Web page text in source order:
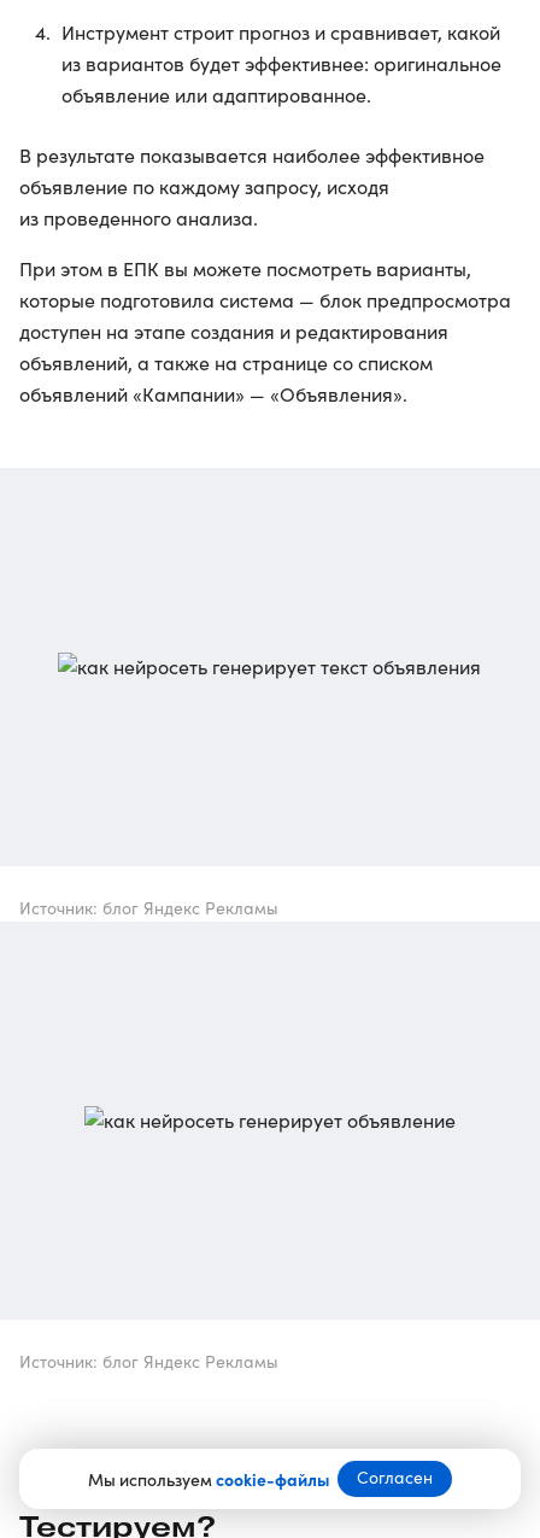
Мы используемcookie-файлы Согласен
Инструмент строит прогноз и сравнивает, какой
из вариантов будет эффективнее: оригинальное
объявление или адаптированное.
В результате показывается наиболее эффективное
объявление по каждому запросу, исходя
из проведенного анализа.
При этом в ЕПК вы можете посмотреть варианты,
которые подготовила система — блок предпросмотра
доступен на этапе создания и редактирования
объявлений, а также на странице со списком
объявлений «Кампании» — «Объявления».
Источник: блог Яндекс Рекламы
Источник: блог Яндекс Рекламы
Тестируем?